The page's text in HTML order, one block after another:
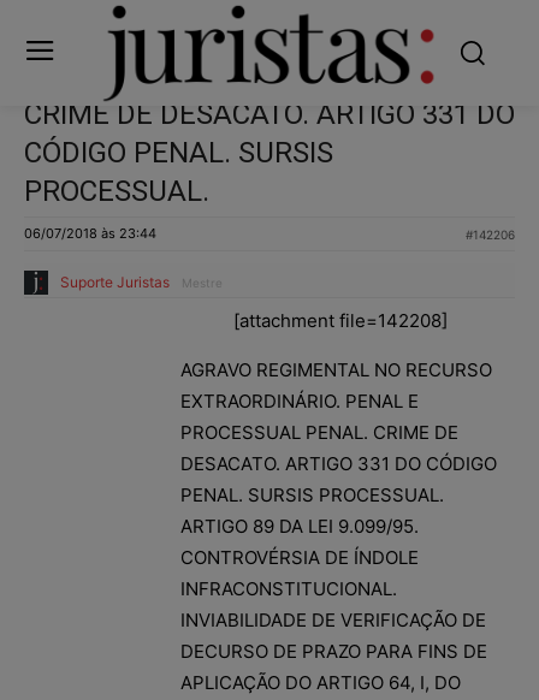
CRIME DE DESACATO. ARTIGO 331 DO
CÓDIGO PENAL. SURSIS
PROCESSUAL.
06/07/2018 às 23:44 #142206
Suporte Juristas Mestre
[attachment file=142208]
AGRAVO REGIMENTAL NO RECURSO
EXTRAORDINÁRIO. PENAL E
PROCESSUAL PENAL. CRIME DE
DESACATO. ARTIGO 331 DO CÓDIGO
PENAL. SURSIS PROCESSUAL.
ARTIGO 89 DA LEI 9.099/95.
CONTROVÉRSIA DE ÍNDOLE
INFRACONSTITUCIONAL.
INVIABILIDADE DE VERIFICAÇÃO DE
DECURSO DE PRAZO PARA FINS DE
APLICAÇÃO DO ARTIGO 64, I, DO